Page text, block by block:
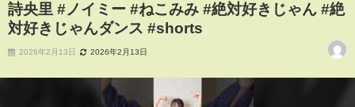
詩央里 #ノイミー #ねこみみ #絶対好きじゃん #絶
対好きじゃんダンス #shorts
2026年2月13日 2026年2月13日